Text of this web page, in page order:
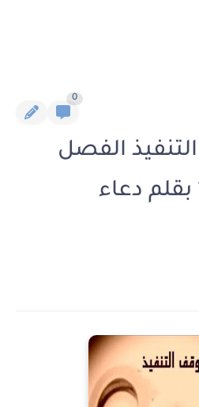
0
الفصل
الحادي عشر 11 بقلم دعاء